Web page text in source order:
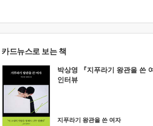
카드뉴스로 보는 책
박상영 『지푸라기 왕관을 쓴
인터뷰
지푸라기 왕관을 쓴 여자